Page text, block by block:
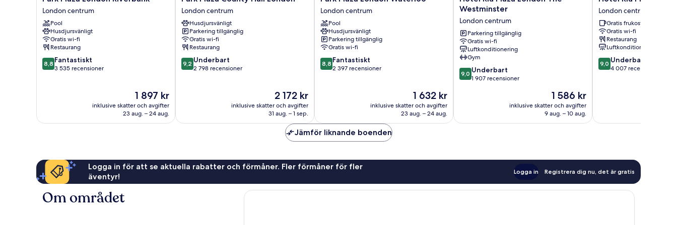
Plaza
London
Riverbank
London
centrum
London centrum
Pool
Husdjursvänligt
Gratis wi-fi
Restaurang
8.8
av
8,8 Fantastiskt
3 535 recensioner
Priset
är
1 897 kr
1 897 kr
inklusive skatter och avgifter
23 aug. – 24 aug.
Plaza
County
Hall
London
London
centrum
London centrum
Husdjursvänligt
Parkering tillgänglig
Gratis wi-fi
Restaurang
9.2
av
9,2 Underbart
2 798 recensioner
Priset
är
2 172 kr
2 172 kr
inklusive skatter och avgifter
31 aug. – 1 sep.
Plaza
London
Waterloo
London
centrum
London centrum
Pool
Husdjursvänligt
Parkering tillgänglig
Gratis wi-fi
8.8
av
8,8 Fantastiskt
2 397 recensioner
Priset
är
1 632 kr
1 632 kr
inklusive skatter och avgifter
23 aug. – 24 aug.
Riu
London
The
Westminster
London
centrum
Westminster
London centrum
Parkering tillgänglig
Gratis wi-fi
Luftkonditionering
Gym
9.0
av
1 907 recensioner
9,0 Underbart
1 907 recensioner
Priset
är
1 586 kr
1 586 kr
inklusive skatter och avgifter
9 aug. – 10 aug.
Riu
Plaza
London
Victoria
London
centrum
London centrum
Gratis frukost
Gratis wi-fi
Restaurang
Luftkonditionering
9.0
av
9,0 Underbart
4 007 recensioner
Jämför liknande boenden
Logga in för att se aktuella rabatter och förmåner. Fler förmåner för fler
äventyr!
Logga in Registrera dig nu, det är gratis
Om området